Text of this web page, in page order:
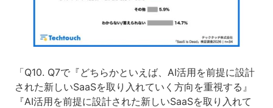
「Q10. Q7で『どちらかといえば、AI活用を前提に設計
された新しいSaaSを取り入れていく方向を重視する』
『AI活用を前提に設計された新しいSaaSを取り入れて